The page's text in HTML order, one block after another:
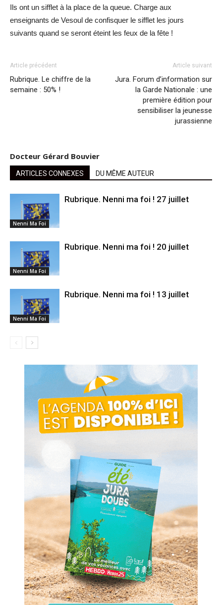
Ils ont un sifflet à la place de la queue. Charge aux
enseignants de Vesoul de confisquer le sifflet les jours
suivants quand se seront éteint les feux de la fête !
Article précédent
Rubrique. Le chiffre de la
semaine : 50% !
Article suivant
Jura. Forum d’information sur
la Garde Nationale : une
première édition pour
sensibiliser la jeunesse
jurassienne
Docteur Gérard Bouvier
ARTICLES CONNEXES DU MÊME AUTEUR
Nenni Ma Foi
Rubrique. Nenni ma foi ! 27 juillet
Nenni Ma Foi
Rubrique. Nenni ma foi ! 20 juillet
Nenni Ma Foi
Rubrique. Nenni ma foi ! 13 juillet